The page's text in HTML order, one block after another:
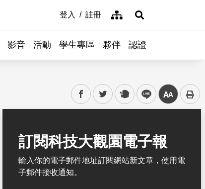
登入 註冊 網站導覽展開搜尋
影音 活動 學生專區 夥伴 認證
facebooktwitter plurk line 中
訂閱科技大觀園電子報
輸入你的電子郵件地址訂閱網站新文章，使用電
子郵件接收通知。